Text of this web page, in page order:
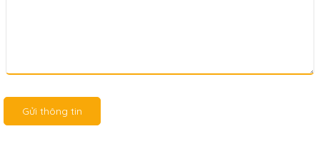
Gửi thông tin